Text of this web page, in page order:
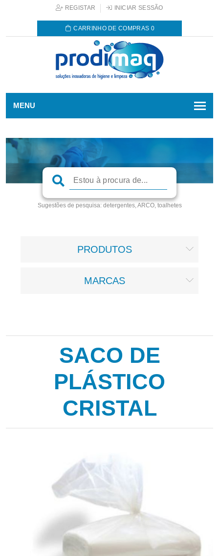
REGISTAR INICIAR SESSÃO
CARRINHO DE COMPRAS 0
MENU
Sugestões de pesquisa:detergentes, ARCO, toalhetes
PRODUTOS
MARCAS
SACO DE
PLÁSTICO
CRISTAL